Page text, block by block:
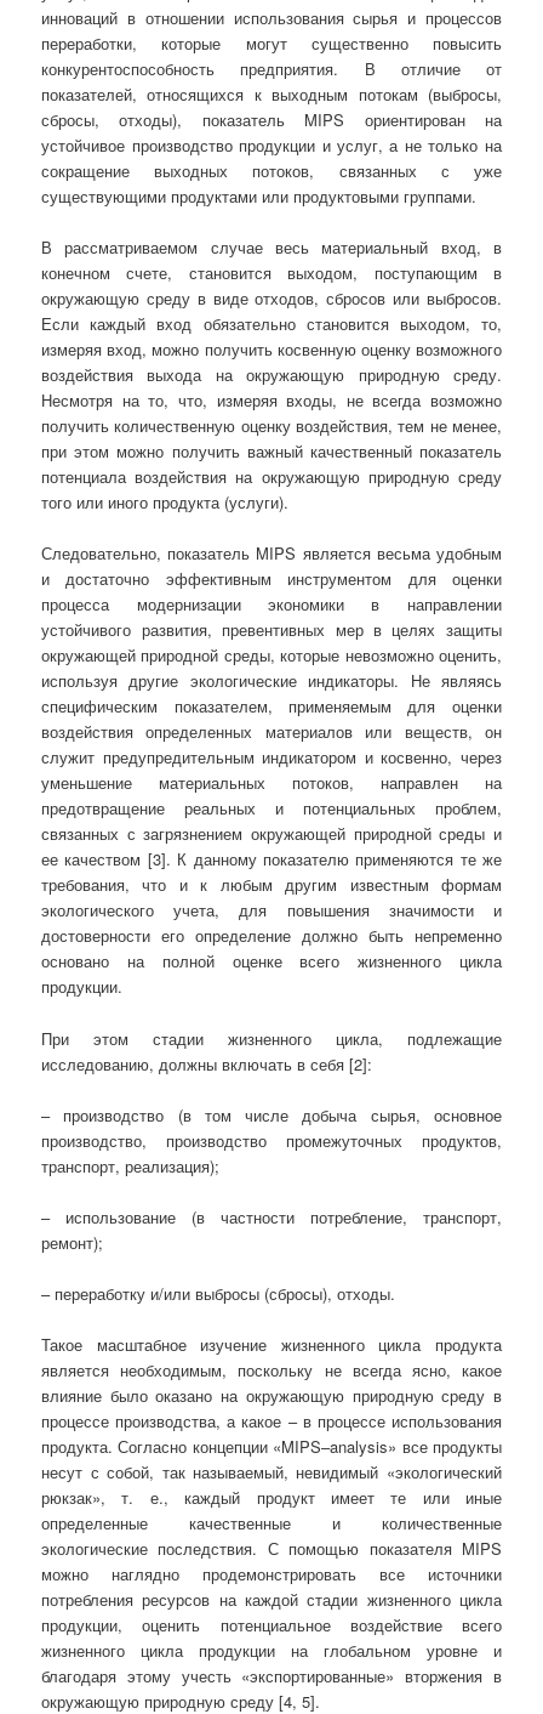
инноваций в отношении использования сырья и процессов
переработки, которые могут существенно повысить
конкурентоспособность предприятия. В отличие от
показателей, относящихся к выходным потокам (выбросы,
сбросы, отходы), показатель MIPS ориентирован на
устойчивое производство продукции и услуг, а не только на
сокращение выходных потоков, связанных с уже
существующими продуктами или продуктовыми группами.
В рассматриваемом случае весь материальный вход, в
конечном счете, становится выходом, поступающим в
окружающую среду в виде отходов, сбросов или выбросов.
Если каждый вход обязательно становится выходом, то,
измеряя вход, можно получить косвенную оценку возможного
воздействия выхода на окружающую природную среду.
Несмотря на то, что, измеряя входы, не всегда возможно
получить количественную оценку воздействия, тем не менее,
при этом можно получить важный качественный показатель
потенциала воздействия на окружающую природную среду
того или иного продукта (услуги).
Следовательно, показатель MIPS является весьма удобным
и достаточно эффективным инструментом для оценки
процесса модернизации экономики в направлении
устойчивого развития, превентивных мер в целях защиты
окружающей природной среды, которые невозможно оценить,
используя другие экологические индикаторы. Не являясь
специфическим показателем, применяемым для оценки
воздействия определенных материалов или веществ, он
служит предупредительным индикатором и косвенно, через
уменьшение материальных потоков, направлен на
предотвращение реальных и потенциальных проблем,
связанных с загрязнением окружающей природной среды и
ее качеством [3]. К данному показателю применяются те же
требования, что и к любым другим известным формам
экологического учета, для повышения значимости и
достоверности его определение должно быть непременно
основано на полной оценке всего жизненного цикла
продукции.
При этом стадии жизненного цикла, подлежащие
исследованию, должны включать в себя [2]:
– производство (в том числе добыча сырья, основное
производство, производство промежуточных продуктов,
транспорт, реализация);
– использование (в частности потребление, транспорт,
ремонт);
– переработку и/или выбросы (сбросы), отходы.
Такое масштабное изучение жизненного цикла продукта
является необходимым, поскольку не всегда ясно, какое
влияние было оказано на окружающую природную среду в
процессе производства, а какое – в процессе использования
продукта. Согласно концепции «MIPS–analysis» все продукты
несут с собой, так называемый, невидимый «экологический
рюкзак», т. е., каждый продукт имеет те или иные
определенные качественные и количественные
экологические последствия. С помощью показателя MIPS
можно наглядно продемонстрировать все источники
потребления ресурсов на каждой стадии жизненного цикла
продукции, оценить потенциальное воздействие всего
жизненного цикла продукции на глобальном уровне и
благодаря этому учесть «экспортированные» вторжения в
окружающую природную среду [4, 5].